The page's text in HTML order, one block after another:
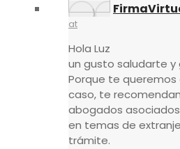
at
Hola Luz
un gusto saludarte y
Porque te
caso, te
abogados
en temas de
trámite.